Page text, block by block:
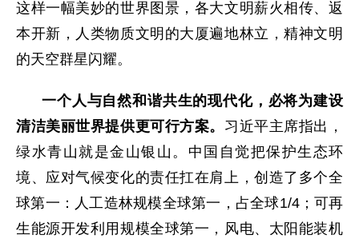
这样一幅美妙的世界图景，各大文明薪火相传、返
本开新，人类物质文明的大厦遍地林立，精神文明
的天空群星闪耀。
一个人与自然和谐共生的现代化，必将为建设
清洁美丽世界提供更可行方案。 习近平主席指出，
绿水青山就是金山银山。中国自觉把保护生态环
境、应对气候变化的责任扛在肩上，创造了多个全
球第一：人工造林规模全球第一，占全球1/4；可再
生能源开发利用规模全球第一，风电、太阳能装机